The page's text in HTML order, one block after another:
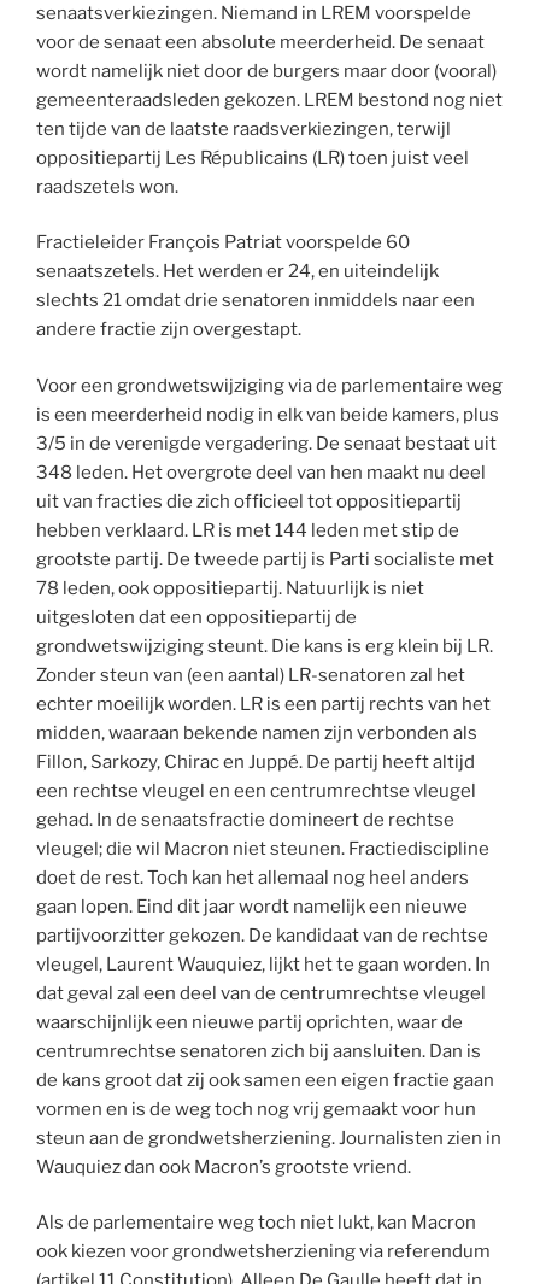
senaatsverkiezingen. Niemand in LREM voorspelde
voor de senaat een absolute meerderheid. De senaat
wordt namelijk niet door de burgers maar door (vooral)
gemeenteraadsleden gekozen. LREM bestond nog niet
ten tijde van de laatste raadsverkiezingen, terwijl
oppositiepartij Les Républicains (LR) toen juist veel
raadszetels won.
Fractieleider François Patriat voorspelde 60
senaatszetels. Het werden er 24, en uiteindelijk
slechts 21 omdat drie senatoren inmiddels naar een
andere fractie zijn overgestapt.
Voor een grondwetswijziging via de parlementaire weg
is een meerderheid nodig in elk van beide kamers, plus
3/5 in de verenigde vergadering. De senaat bestaat uit
348 leden. Het overgrote deel van hen maakt nu deel
uit van fracties die zich officieel tot oppositiepartij
hebben verklaard. LR is met 144 leden met stip de
grootste partij. De tweede partij is Parti socialiste met
78 leden, ook oppositiepartij. Natuurlijk is niet
uitgesloten dat een oppositiepartij de
grondwetswijziging steunt. Die kans is erg klein bij LR.
Zonder steun van (een aantal) LR-senatoren zal het
echter moeilijk worden. LR is een partij rechts van het
midden, waaraan bekende namen zijn verbonden als
Fillon, Sarkozy, Chirac en Juppé. De partij heeft altijd
een rechtse vleugel en een centrumrechtse vleugel
gehad. In de senaatsfractie domineert de rechtse
vleugel; die wil Macron niet steunen. Fractiediscipline
doet de rest. Toch kan het allemaal nog heel anders
gaan lopen. Eind dit jaar wordt namelijk een nieuwe
partijvoorzitter gekozen. De kandidaat van de rechtse
vleugel, Laurent Wauquiez, lijkt het te gaan worden. In
dat geval zal een deel van de centrumrechtse vleugel
waarschijnlijk een nieuwe partij oprichten, waar de
centrumrechtse senatoren zich bij aansluiten. Dan is
de kans groot dat zij ook samen een eigen fractie gaan
vormen en is de weg toch nog vrij gemaakt voor hun
steun aan de grondwetsherziening. Journalisten zien in
Wauquiez dan ook Macron’s grootste vriend.
Als de parlementaire weg toch niet lukt, kan Macron
ook kiezen voor grondwetsherziening via referendum